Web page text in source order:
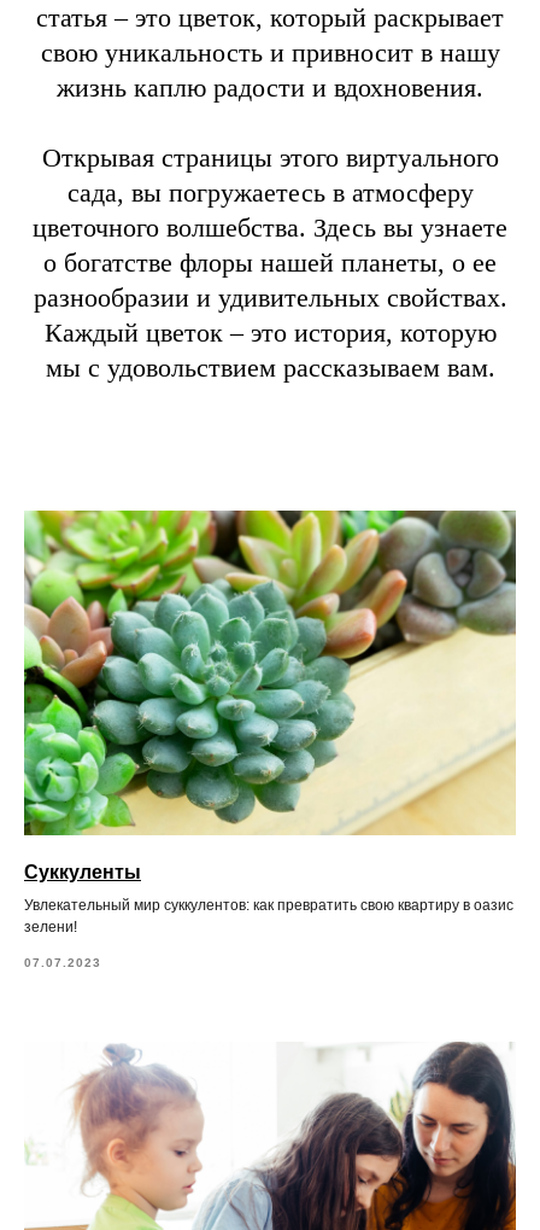
статья – это цветок, который раскрывает
свою уникальность и привносит в нашу
жизнь каплю радости и вдохновения.
Открывая страницы этого виртуального
сада, вы погружаетесь в атмосферу
цветочного волшебства. Здесь вы узнаете
о богатстве флоры нашей планеты, о ее
разнообразии и удивительных свойствах.
Каждый цветок – это история, которую
мы с удовольствием рассказываем вам.
Суккуленты
Увлекательный мир суккулентов: как превратить свою квартиру в оазис
зелени!
07.07.2023